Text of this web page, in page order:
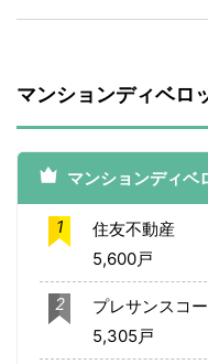
マンションディベロ
マンションディベ
1
住友不動産
5,600戸
2
プレサンスコ
5,305戸